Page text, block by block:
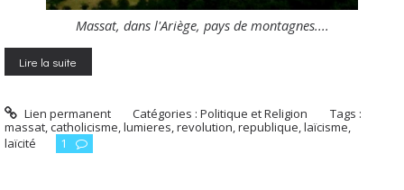
Massat, dans l'Ariège, pays de montagnes....
Lire la suite
Lien permanent Catégories :Politique et Religion
Tags :
massat,catholicisme,lumieres,revolution,republique,laïcisme,
laïcité
1